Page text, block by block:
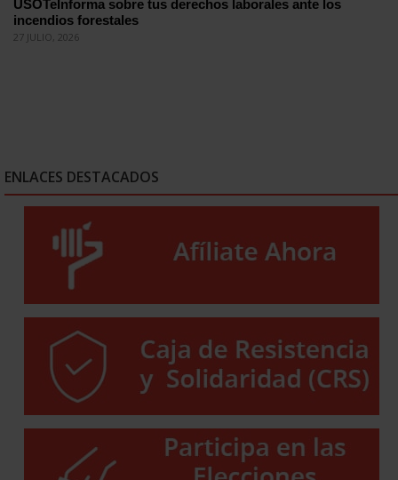
USOTeInforma sobre tus derechos laborales ante los
incendios forestales
27 JULIO, 2026
ENLACES DESTACADOS